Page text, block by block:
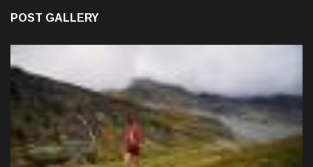
POST GALLERY